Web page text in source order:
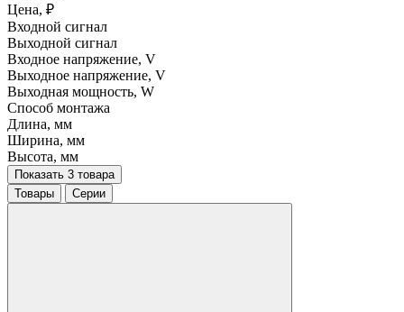
Цена, ₽
Входной сигнал
Выходной сигнал
Входное напряжение, V
Выходное напряжение, V
Выходная мощность, W
Способ монтажа
Длина, мм
Ширина, мм
Высота, мм
Показать 3 товара
Товары
Серии